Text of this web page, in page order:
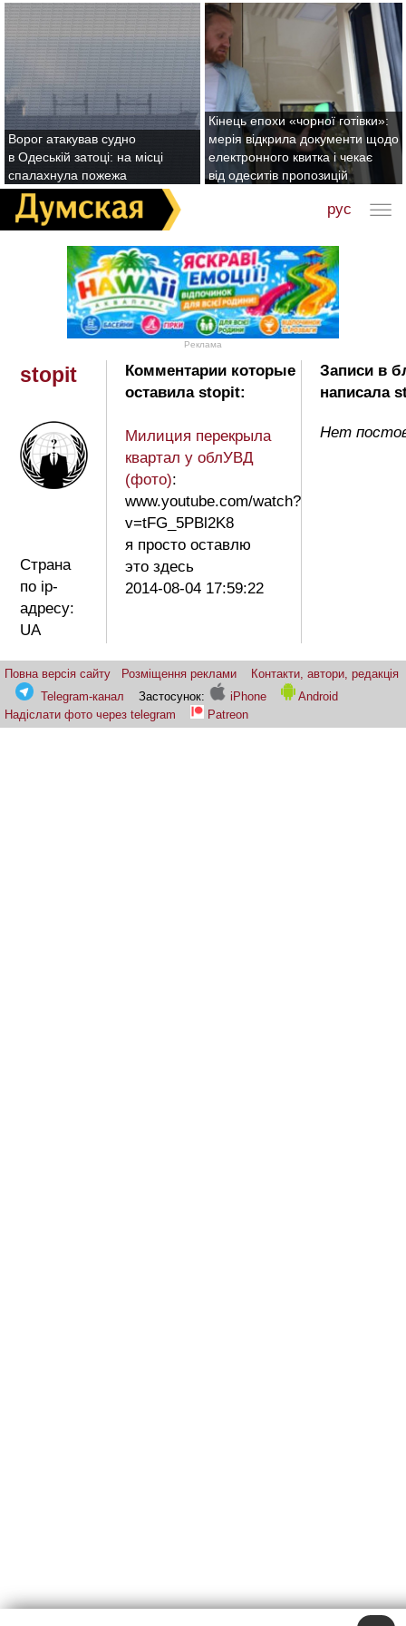
Ворог атакував судно
в Одеській затоці: на місці
спалахнула пожежа
Кінець епохи «чорної готівки»:
мерія відкрила документи щодо
електронного квитка і чекає
від одеситів пропозицій
рус
Реклама
stopit
Страна
по ip-
адресу:
UA
Комментарии которые
оставила stopit:
Милиция перекрыла
квартал у облУВД
(фото):
www.youtube.com/watch?
v=tFG_5PBl2K8
я просто оставлю
это здесь
2014-08-04 17:59:22
Записи в
написала
Нет
Повна версія сайту Розміщення реклами
Контакти, автори, редакція
Telegram-канал
Застосунок: iPhone
Android
Надіслати фото через telegram
Patreon